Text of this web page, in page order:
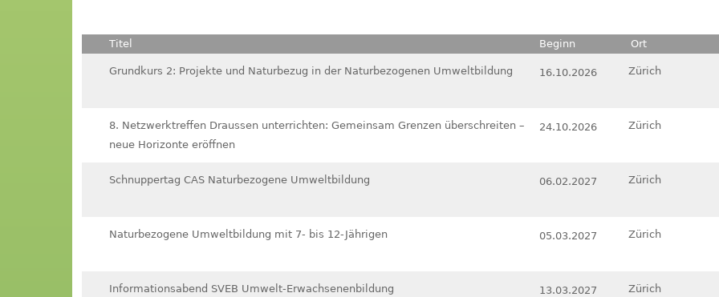
Titel Beginn Ort
Grundkurs 2: Projekte und Naturbezug in der Naturbezogenen Umweltbildung 16.10.2026 Zürich
8. Netzwerktreffen Draussen unterrichten: Gemeinsam Grenzen überschreiten –
neue Horizonte eröffnen
24.10.2026 Zürich
Schnuppertag CAS Naturbezogene Umweltbildung 06.02.2027 Zürich
Naturbezogene Umweltbildung mit 7- bis 12-Jährigen 05.03.2027 Zürich
Informationsabend SVEB Umwelt-Erwachsenenbildung 13.03.2027 Zürich